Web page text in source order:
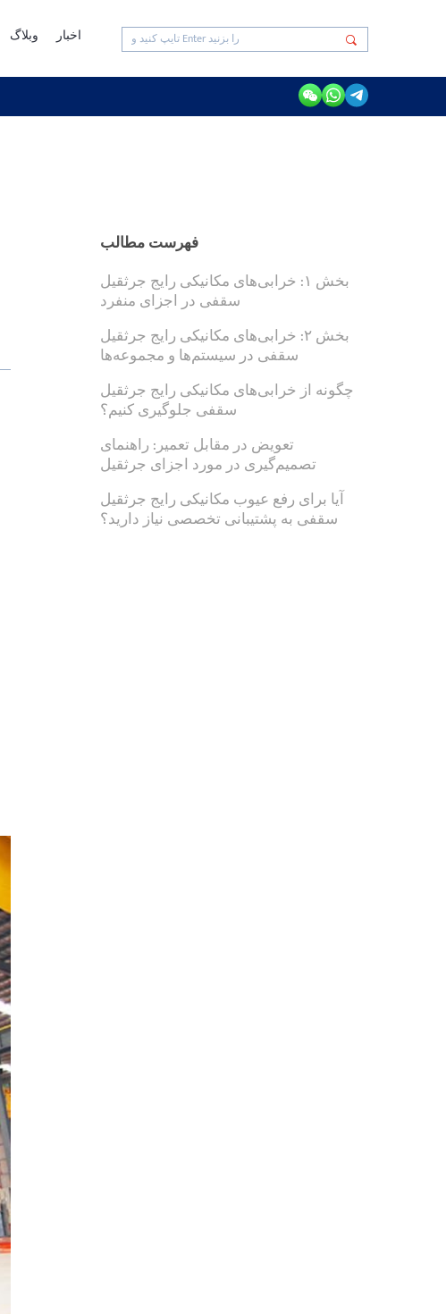
وبلاگ اخبار
فهرست مطالب
بخش ۱: خرابی‌های مکانیکی رایج جرثقیل
سقفی در اجزای منفرد
بخش ۲: خرابی‌های مکانیکی رایج جرثقیل
سقفی در سیستم‌ها و مجموعه‌ها
چگونه از خرابی‌های مکانیکی رایج جرثقیل
سقفی جلوگیری کنیم؟
تعویض در مقابل تعمیر: راهنمای
تصمیم‌گیری در مورد اجزای جرثقیل
آیا برای رفع عیوب مکانیکی رایج جرثقیل
سقفی به پشتیبانی تخصصی نیاز دارید؟